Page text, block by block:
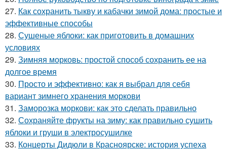
27. Как сохранить тыкву и кабачки зимой дома: простые и
эффективные способы
28. Сушеные яблоки: как приготовить в домашних
условиях
29. Зимняя морковь: простой способ сохранить ее на
долгое время
30. Просто и эффективно: как я выбрал для себя
вариант зимнего хранения моркови
31. Заморозка моркови: как это сделать правильно
32. Сохраняйте фрукты на зиму: как правильно сушить
яблоки и груши в электросушилке
33. Концерты Дидюли в Красноярске: история успеха